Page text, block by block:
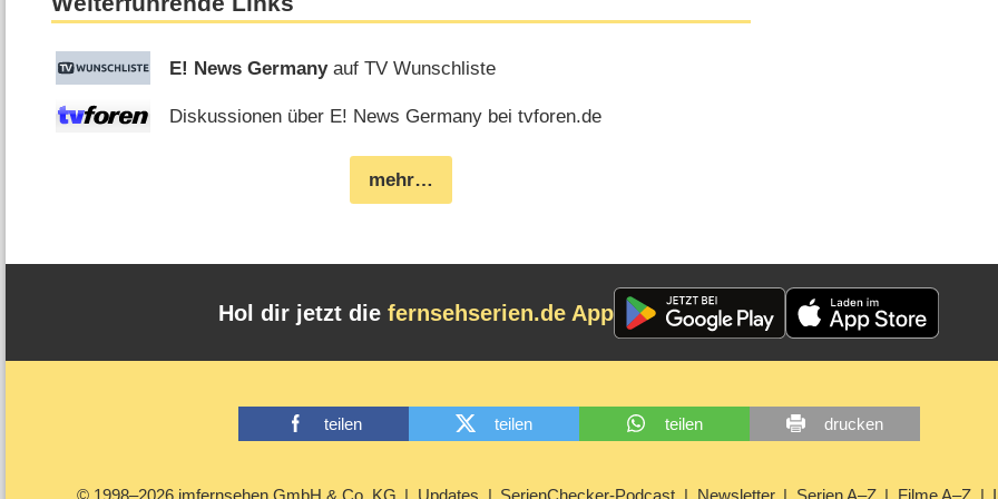
E! News Germanyauf TV Wunschliste
Diskussionen über E! News Germany bei tvforen.de
mehr…
Hol dir jetzt die fernsehserien.de App
teilen teilen teilen drucken